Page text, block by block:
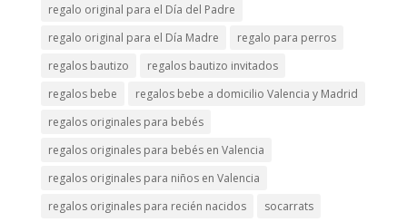
regalo original para el Día del Padre
regalo original para el Día Madre
regalo para perros
regalos bautizo
regalos bautizo invitados
regalos bebe
regalos bebe a domicilio Valencia y Madrid
regalos originales para bebés
regalos originales para bebés en Valencia
regalos originales para niños en Valencia
regalos originales para recién nacidos
socarrats